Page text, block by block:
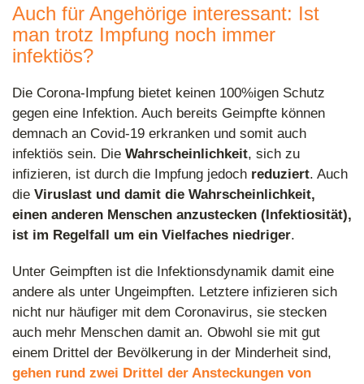
Auch für Angehörige interessant: Ist
man trotz Impfung noch immer
infektiös?
Die Corona-Impfung bietet keinen 100%igen Schutz
gegen eine Infektion. Auch bereits Geimpfte können
demnach an Covid-19 erkranken und somit auch
infektiös sein. Die Wahrscheinlichkeit, sich zu
infizieren, ist durch die Impfung jedoch reduziert. Auch
die Viruslast und damit die Wahrscheinlichkeit,
einen anderen Menschen anzustecken (Infektiosität),
ist im Regelfall um ein Vielfaches niedriger.
Unter Geimpften ist die Infektionsdynamik damit eine
andere als unter Ungeimpften. Letztere infizieren sich
nicht nur häufiger mit dem Coronavirus, sie stecken
auch mehr Menschen damit an. Obwohl sie mit gut
einem Drittel der Bevölkerung in der Minderheit sind,
gehen rund zwei Drittel der Ansteckungen von